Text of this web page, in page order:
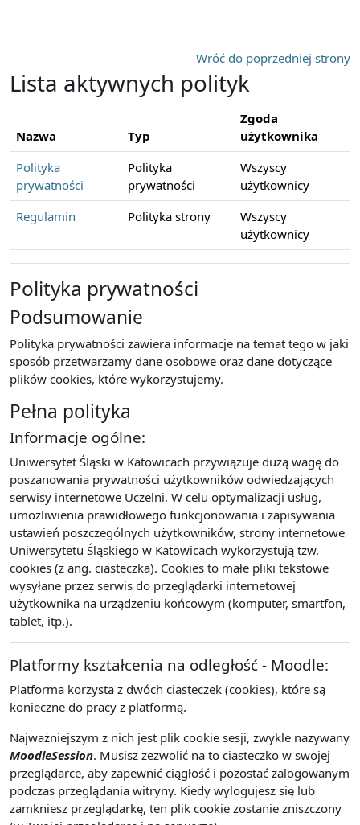
Wróć do poprzedniej strony
Lista aktywnych polityk
Nazwa Typ
Zgoda
użytkownika
Polityka
prywatności
Polityka
prywatności
Wszyscy
użytkownicy
Regulamin
Polityka strony
Wszyscy
użytkownicy
Polityka prywatności
Podsumowanie
Polityka prywatności zawiera informacje na temat tego w jaki
sposób przetwarzamy dane osobowe oraz dane dotyczące
plików cookies, które wykorzystujemy.
Pełna polityka
Informacje ogólne:
Uniwersytet Śląski w Katowicach przywiązuje dużą wagę do
poszanowania prywatności użytkowników odwiedzających
serwisy internetowe Uczelni. W celu optymalizacji usług,
umożliwienia prawidłowego funkcjonowania i zapisywania
ustawień poszczególnych użytkowników, strony internetowe
Uniwersytetu Śląskiego w Katowicach wykorzystują tzw.
cookies (z ang. ciasteczka). Cookies to małe pliki tekstowe
wysyłane przez serwis do przeglądarki internetowej
użytkownika na urządzeniu końcowym (komputer, smartfon,
tablet, itp.).
Platformy kształcenia na odległość - Moodle:
Platforma korzysta z dwóch ciasteczek (cookies), które są
konieczne do pracy z platformą.
Najważniejszym z nich jest plik cookie sesji, zwykle nazywany
MoodleSession. Musisz zezwolić na to ciasteczko w swojej
przeglądarce, aby zapewnić ciągłość i pozostać zalogowanym
podczas przeglądania witryny. Kiedy wylogujesz się lub
zamkniesz przeglądarkę, ten plik cookie zostanie zniszczony